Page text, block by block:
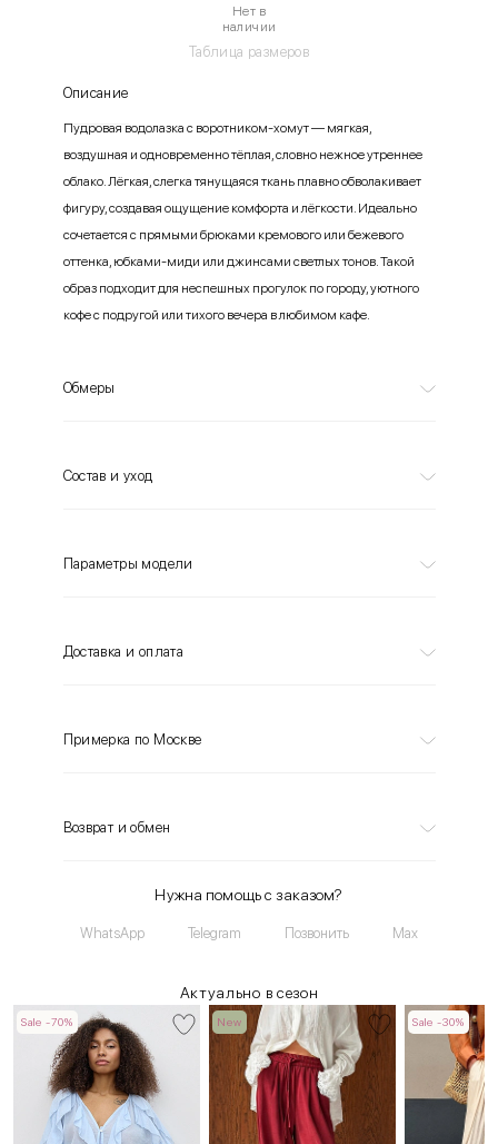
Таблица размеров
Нет в
наличии
Описание
Пудровая водолазка с воротником-хомут — мягкая,
воздушная и одновременно тёплая, словно нежное утреннее
облако. Лёгкая, слегка тянущаяся ткань плавно обволакивает
фигуру, создавая ощущение комфорта и лёгкости. Идеально
сочетается с прямыми брюками кремового или бежевого
оттенка, юбками-миди или джинсами светлых тонов. Такой
образ подходит для неспешных прогулок по городу, уютного
кофе с подругой или тихого вечера в любимом кафе.
Обмеры
Состав и уход
Параметры модели
Доставка и оплата
Примерка по Москве
Возврат и обмен
Нужна помощь с заказом?
WhatsApp Telegram Позвонить Max
Актуально в сезон
Sale -70% New Sale -30%